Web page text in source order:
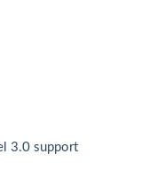
3.0 support